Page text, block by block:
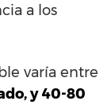
a los
varía entre
y 40-80